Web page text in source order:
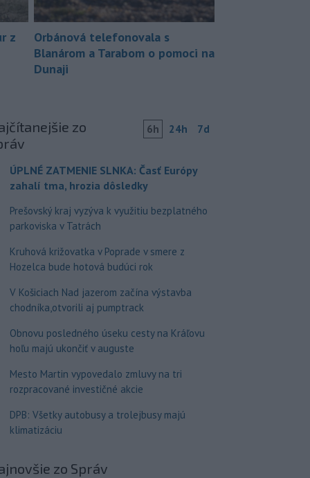
z
Orbánová telefonovala s
Blanárom a Tarabom o pomoci na
Dunaji
zo
6h 24h 7d
ÚPLNÉ ZATMENIE SLNKA: Časť Európy
zahalí tma, hrozia dôsledky
Prešovský kraj vyzýva k využitiu bezplatného
parkoviska v Tatrách
Kruhová križovatka v Poprade v smere z
Hozelca bude hotová budúci rok
V Košiciach Nad jazerom začína výstavba
chodníka,otvorili aj pumptrack
Obnovu posledného úseku cesty na Kráľovu
hoľu majú ukončiť v auguste
Mesto Martin vypovedalo zmluvy na tri
rozpracované investičné akcie
DPB: Všetky autobusy a trolejbusy majú
klimatizáciu
zo Správ